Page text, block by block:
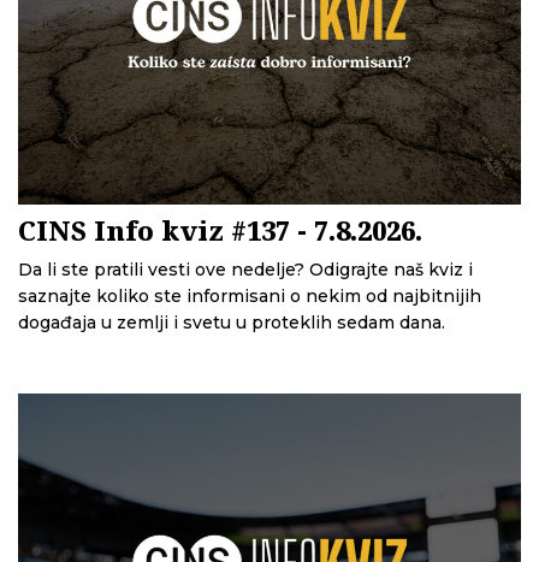
CINS Info kviz #137 - 7.8.2026.
Da li ste pratili vesti ove nedelje? Odigrajte naš kviz i
saznajte koliko ste informisani o nekim od najbitnijih
događaja u zemlji i svetu u proteklih sedam dana.